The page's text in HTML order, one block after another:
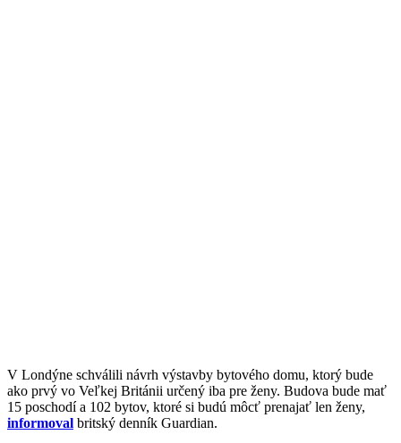
V Londýne schválili návrh výstavby bytového domu, ktorý bude
ako prvý vo Veľkej Británii určený iba pre ženy. Budova bude mať
15 poschodí a 102 bytov, ktoré si budú môcť prenajať len ženy,
informoval britský denník Guardian.